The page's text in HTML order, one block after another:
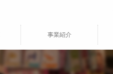
事業紹介